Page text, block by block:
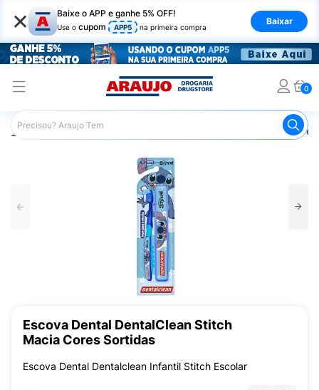
× Baixe o APP e ganhe 5% OFF!
Use o cupom APP5 na primeira compra
Baixar
0
Araujo Higiene Pessoal Escova de
Escova Dental DentalClean Stitch
Macia Cores Sortidas
Escova Dental Dentalclean Infantil Stitch Escolar